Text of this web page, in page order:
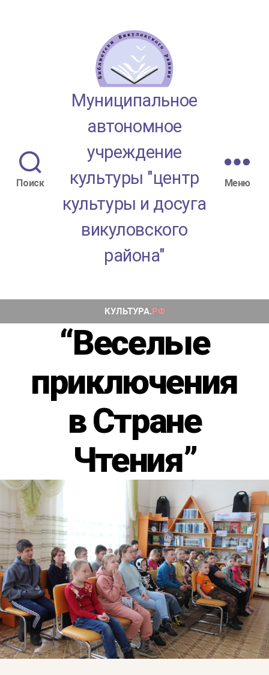
Поиск
МАУК
"ЦКД
района"
Муниципальное
автономное
учреждение
культуры "центр
культуры и досуга
викуловского
района"
Меню
“Веселые
приключения
в Стране
Чтения”